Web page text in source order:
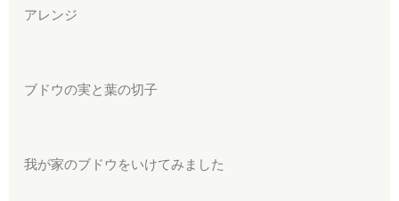
アレンジ
ブドウの実と葉の切子
我が家のブドウをいけてみました